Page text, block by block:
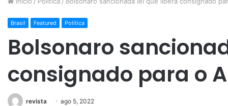
Brasil Featured Política
Bolsonaro
consignado para o
revista ago 5, 2022